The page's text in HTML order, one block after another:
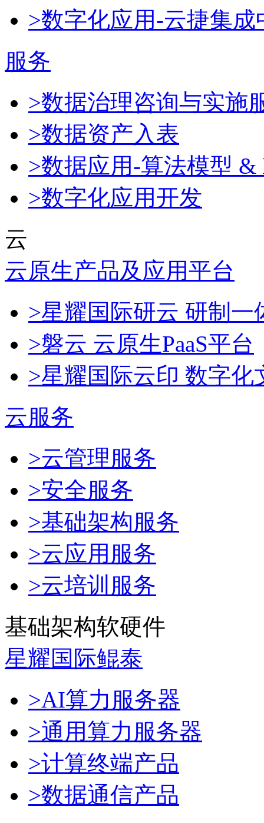
>数字化应用-云捷集成
服务
>数据治理咨询与实施
>数据资产入表
>数据应用-算法模型 &
>数字化应用开发
云
云原生产品及应用平台
>星耀国际研云 研制
>磐云 云原生PaaS平台
>星耀国际云印 数字化
云服务
>云管理服务
>安全服务
>基础架构服务
>云应用服务
>云培训服务
基础架构软硬件
星耀国际鲲泰
>AI算力服务器
>通用算力服务器
>计算终端产品
>数据通信产品